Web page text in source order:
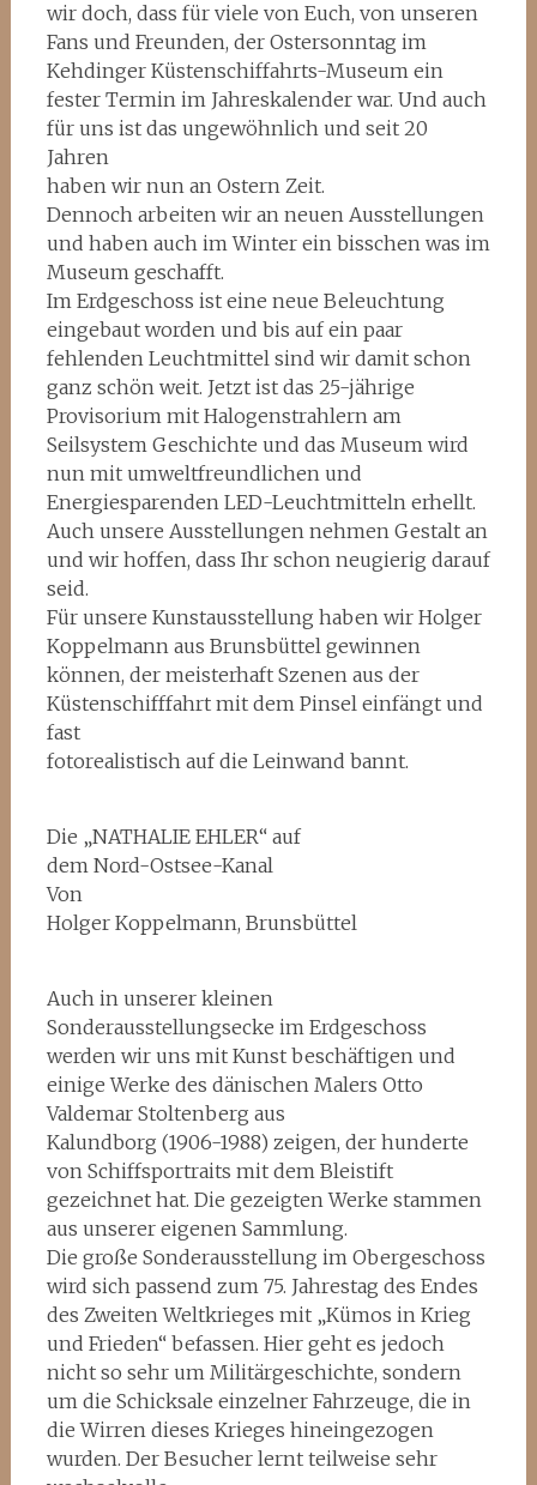
wir doch, dass für viele von Euch, von unseren
Fans und Freunden, der Ostersonntag im
Kehdinger Küstenschiffahrts-Museum ein
fester Termin im Jahreskalender war. Und auch
für uns ist das ungewöhnlich und seit 20
Jahren
haben wir nun an Ostern Zeit.
Dennoch arbeiten wir an neuen Ausstellungen
und haben auch im Winter ein bisschen was im
Museum geschafft.
Im Erdgeschoss ist eine neue Beleuchtung
eingebaut worden und bis auf ein paar
fehlenden Leuchtmittel sind wir damit schon
ganz schön weit. Jetzt ist das 25-jährige
Provisorium mit Halogenstrahlern am
Seilsystem Geschichte und das Museum wird
nun mit umweltfreundlichen und
Energiesparenden LED-Leuchtmitteln erhellt.
Auch unsere Ausstellungen nehmen Gestalt an
und wir hoffen, dass Ihr schon neugierig darauf
seid.
Für unsere Kunstausstellung haben wir Holger
Koppelmann aus Brunsbüttel gewinnen
können, der meisterhaft Szenen aus der
Küstenschifffahrt mit dem Pinsel einfängt und
fast
fotorealistisch auf die Leinwand bannt.
Die „NATHALIE EHLER“ auf
dem Nord-Ostsee-Kanal
Von
Holger Koppelmann, Brunsbüttel
Auch in unserer kleinen
Sonderausstellungsecke im Erdgeschoss
werden wir uns mit Kunst beschäftigen und
einige Werke des dänischen Malers Otto
Valdemar Stoltenberg aus
Kalundborg (1906-1988) zeigen, der hunderte
von Schiffsportraits mit dem Bleistift
gezeichnet hat. Die gezeigten Werke stammen
aus unserer eigenen Sammlung.
Die große Sonderausstellung im Obergeschoss
wird sich passend zum 75. Jahrestag des Endes
des Zweiten Weltkrieges mit „Kümos in Krieg
und Frieden“ befassen. Hier geht es jedoch
nicht so sehr um Militärgeschichte, sondern
um die Schicksale einzelner Fahrzeuge, die in
die Wirren dieses Krieges hineingezogen
wurden. Der Besucher lernt teilweise sehr